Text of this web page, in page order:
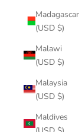
Madagascar
(USD $)
Malawi
(USD $)
Malaysia
(USD $)
Maldives